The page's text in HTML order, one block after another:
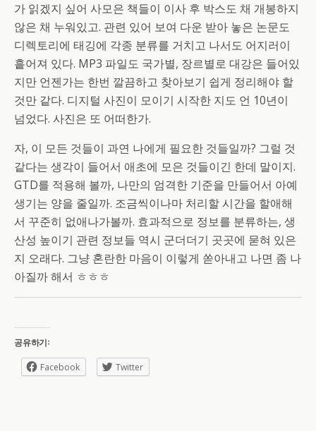
가 읽겠지 싶어 사모은 책들이 이사 후 박스도 채 개봉하지
않은 채 누워있고. 관련 있어 보여 다운 받아 놓은 논문도
디렉토리에 태깅에 각종 분류를 거치고 나서도 어지러이
흩어져 있다. MP3 파일도 국가별, 장르별로 대강은 들어있
지만 언젠가는 한번 깔끔하고 찾아보기 쉽게 정리해야 할
것만 같다. 디지털 사진이 모이기 시작한 지도 언 10년이
넘었다. 사진은 또 어떠한가.
자, 이 모든 것들이 과연 나에게 필요한 것들일까? 그럴 것
같다는 생각이 들어서 애초에 모은 것들이긴 한데 말이지.
GTD를 적용해 볼까, 나만의 엄격한 기준을 만들어서 아예
생기는 양을 줄일까. 조금씩이나마 처리할 시간을 할애해
서 꾸준히 없애나가볼까. 효과적으로 정보를 분류하는, 생
산성 높이기 관련 정보들 역시 군더더기 곳곳에 묻혀 있은
지 오래다. 그냥 혼란한 마음이 이렇게 쏟아내고 나면 좀 나
아질까 해서 ㅎㅎㅎ
공유하기:
Facebook Twitter